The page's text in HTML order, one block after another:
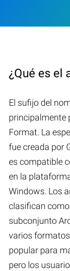
¿Qué es el
El sufijo del
principalmente
Format. La
fue creada por
es compatible
en la
Windows. Los
clasifican
subconjunto
varios
popular para
pero los